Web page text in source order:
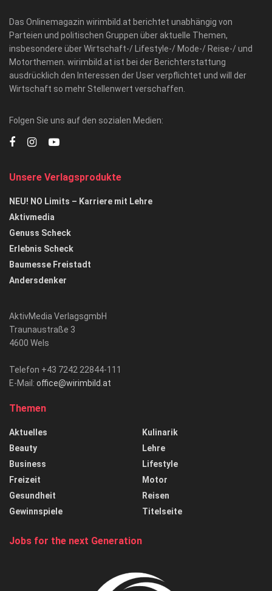
Das Onlinemagazin wirimbild.at berichtet unabhängig von
Parteien und politischen Gruppen über aktuelle Themen,
insbesondere über Wirtschaft-/ Lifestyle-/ Mode-/ Reise-/ und
Motorthemen. wirimbild.at ist bei der Berichterstattung
ausdrücklich den Interessen der User verpflichtet und will der
Wirtschaft so mehr Stellenwert verschaffen.
Folgen Sie uns auf den sozialen Medien:
Unsere Verlagsprodukte
NEU! NO Limits – Karriere mit Lehre
Aktivmedia
Genuss Scheck
Erlebnis Scheck
Baumesse Freistadt
Andersdenker
AktivMedia VerlagsgmbH
Traunaustraße 3
4600 Wels
Telefon +43 7242 22844-111
E-Mail: office@wirimbild.at
Themen
Aktuelles
Beauty
Business
Freizeit
Gesundheit
Gewinnspiele
Kulinarik
Lehre
Lifestyle
Motor
Reisen
Titelseite
Jobs for the next Generation